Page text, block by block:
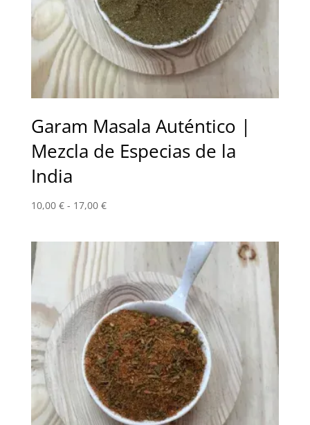
Garam Masala Auténtico |
Mezcla de Especias de la
India
10,00 € - 17,00 €Rango
hasta
17,00 €